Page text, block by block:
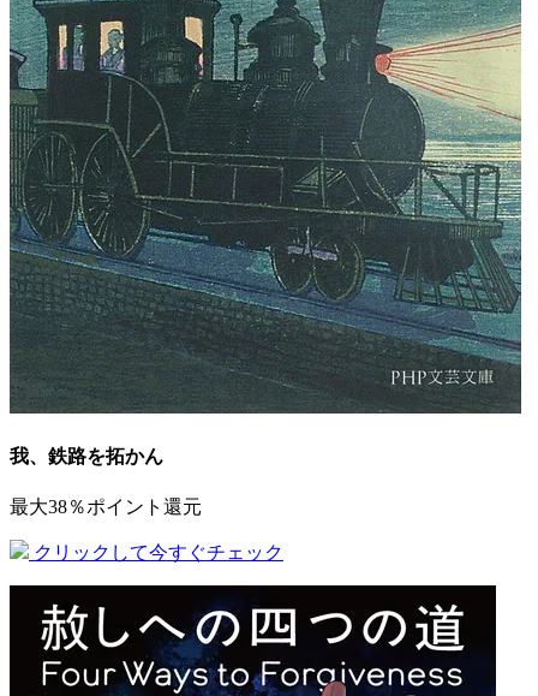
我、鉄路を拓かん
最大38％ポイント還元
クリックして今すぐチェック